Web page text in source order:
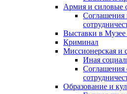
Армия и силовые
Соглашения
Выставки в
Криминал
Миссионерская и
Иная
Соглашения
Образование и